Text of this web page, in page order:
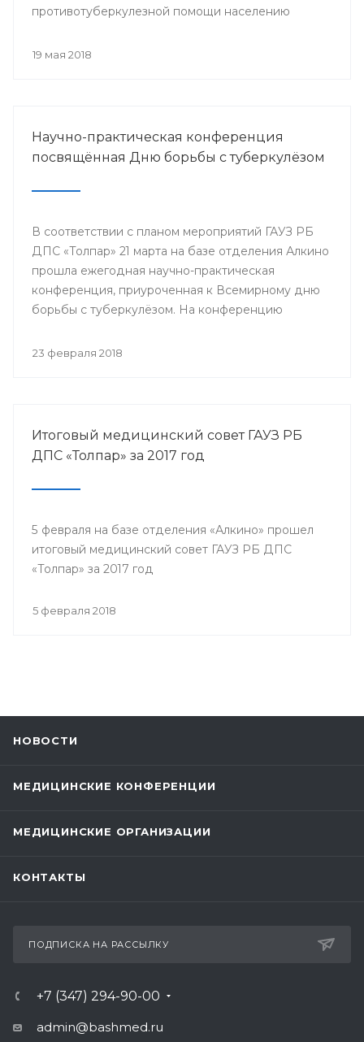
противотуберкулезной помощи населению
19 мая 2018
Научно-практическая конференция
посвящённая Дню борьбы с туберкулёзом
В соответствии с планом мероприятий ГАУЗ РБ
ДПС «Толпар» 21 марта на базе отделения Алкино
прошла ежегодная научно-практическая
конференция, приуроченная к Всемирному дню
борьбы с туберкулёзом. На конференцию
санатория, а так же почётные гости.
23 февраля 2018
Итоговый медицинский совет ГАУЗ РБ
ДПС «Толпар» за 2017 год
5 февраля на базе отделения «Алкино» прошел
итоговый медицинский совет ГАУЗ РБ ДПС
«Толпар» за 2017 год
5 февраля 2018
НОВОСТИ
МЕДИЦИНСКИЕ КОНФЕРЕНЦИИ
МЕДИЦИНСКИЕ ОРГАНИЗАЦИИ
КОНТАКТЫ
ПОДПИСКА НА РАССЫЛКУ
+7 (347) 294-90-00
admin@bashmed.ru